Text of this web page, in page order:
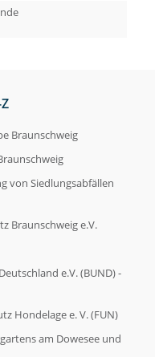
Braunschweig
von Siedlungsabfällen
Braunschweig e.V.
e.V. (BUND) -
Hondelage e. V. (FUN)
am Dowesee und